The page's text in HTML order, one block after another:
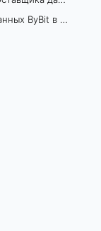
Настройка поставщика данных ByBit в TSLab